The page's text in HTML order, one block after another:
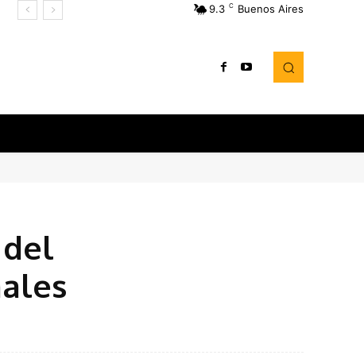
9.3 C Buenos Aires